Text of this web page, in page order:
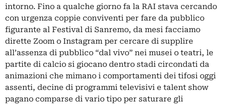
intorno. Fino a qualche giorno fa la RAI stava cercando
con urgenza coppie conviventi per fare da pubblico
figurante al Festival di Sanremo, da mesi facciamo
dirette Zoom o Instagram per cercare di supplire
all’assenza di pubblico “dal vivo” nei musei o teatri, le
partite di calcio si giocano dentro stadi circondati da
animazioni che mimano i comportamenti dei tifosi oggi
assenti, decine di programmi televisivi e talent show
pagano comparse di vario tipo per saturare gli